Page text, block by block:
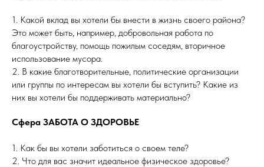
1. Какой вклад вы хотели бы внести в жизнь своего района?
Это может быть, например, добровольная работа по
благоустройству, помощь пожилым соседям, вторичное
использование мусора.
2. В какие благотворительные, политические организации
или группы по интересам вы хотели бы вступить? Какие из
них вы хотели бы поддерживать материально?
Сфера ЗАБОТА О ЗДОРОВЬЕ
1. Как бы вы хотели заботиться о своем теле?
2. Что для вас значит идеальное физическое здоровье?